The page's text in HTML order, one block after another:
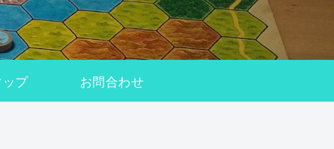
プ お問合わせ